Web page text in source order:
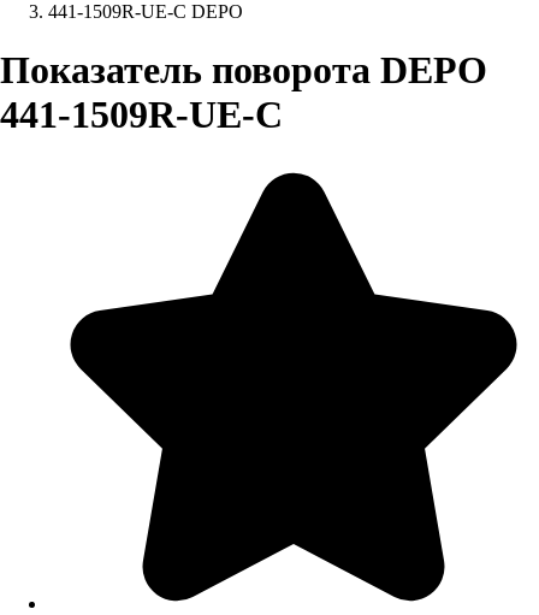
441-1509R-UE-C DEPO
Показатель поворота DEPO
441-1509R-UE-C